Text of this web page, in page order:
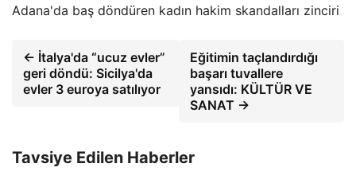
Adana'da baş döndüren kadın hakim skandalları zinciri
← İtalya'da “ucuz evler”
geri döndü: Sicilya'da
evler 3 euroya satılıyor
Eğitimin taçlandırdığı
başarı tuvallere
yansıdı: KÜLTÜR VE
SANAT →
Tavsiye Edilen Haberler